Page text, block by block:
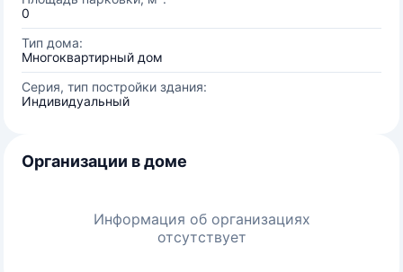
0
Тип дома:
Многоквартирный дом
Серия, тип постройки здания:
Индивидуальный
Организации в доме
Информация об организациях
отсутствует